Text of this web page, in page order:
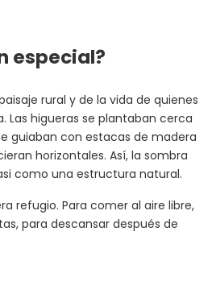
especial?
rural y de la vida de quienes
Las higueras se plantaban cerca
guiaban con estacas de madera
horizontales. Así, la sombra
como una estructura natural.
refugio. Para comer al aire libre,
para descansar después de